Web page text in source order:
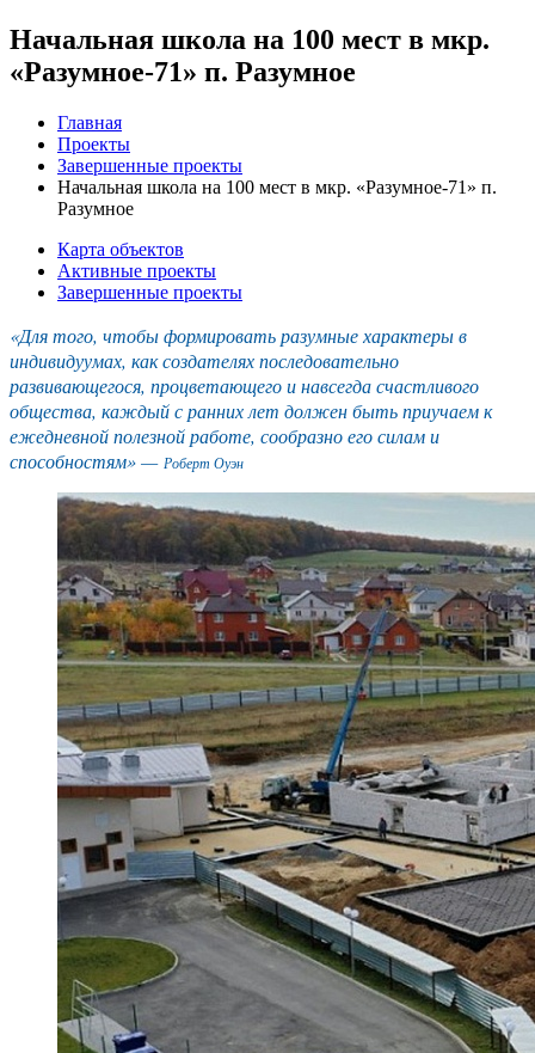
Начальная школа на 100 мест в мкр.
«Разумное-71» п. Разумное
Главная
Проекты
Завершенные проекты
Начальная школа на 100 мест в мкр. «Разумное-71» п.
Разумное
Карта объектов
Активные проекты
Завершенные проекты
«Для того, чтобы формировать разумные характеры в
индивидуумах, как создателях последовательно
развивающегося, процветающего и навсегда счастливого
общества, каждый с ранних лет должен быть приучаем к
ежедневной полезной работе, сообразно его силам и
способностям» — Роберт Оуэн